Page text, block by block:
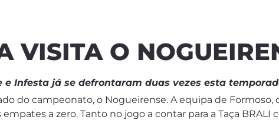
VISITA O
e Infesta já se defrontaram duas vezes esta
do campeonato, o Nogueirense. A equipa de Formoso,
a zero. Tanto no jogo a contar para a Taça BRALI